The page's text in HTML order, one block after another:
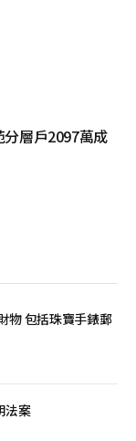
層戶2097萬成
物 包括珠寶手錶郵
法案